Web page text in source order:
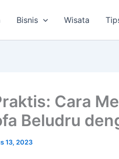
Bisnis Wisata
Cara
Beludru
13, 2023